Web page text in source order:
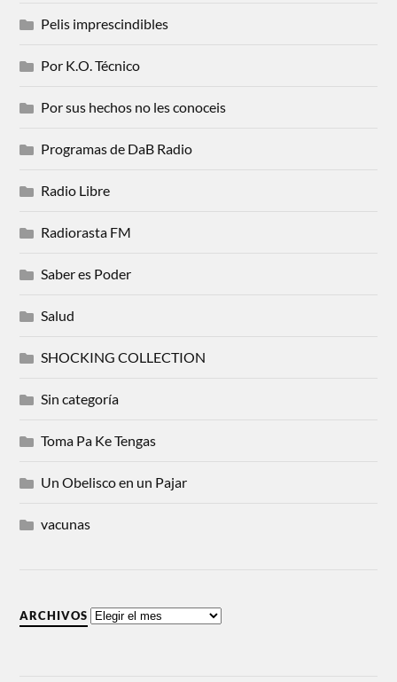
Pelis imprescindibles
Por K.O. Técnico
Por sus hechos no les conoceis
Programas de DaB Radio
Radio Libre
Radiorasta FM
Saber es Poder
Salud
SHOCKING COLLECTION
Sin categoría
Toma Pa Ke Tengas
Un Obelisco en un Pajar
vacunas
ARCHIVOS